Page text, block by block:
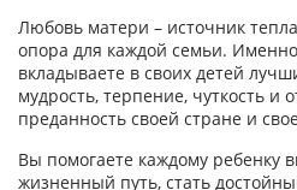
Любовь матери – источник
опора для каждой семьи.
вкладываете в своих детей
мудрость, терпение, чуткость и
преданность своей стране и
Вы помогаете каждому ребенку
жизненный путь, стать